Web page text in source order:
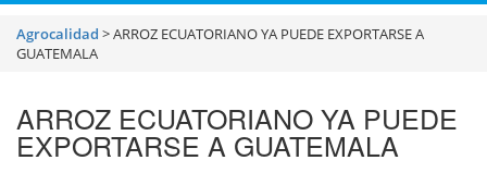
Agrocalidad >ARROZ ECUATORIANO YA PUEDE EXPORTARSE A
GUATEMALA
ARROZ ECUATORIANO YA PUEDE
EXPORTARSE A GUATEMALA